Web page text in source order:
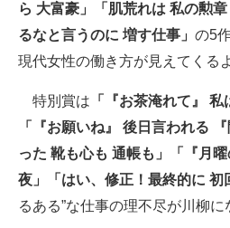
ら 大富豪」「肌荒れは 私の勲
るなと言うのに 増す仕事」 の5
現代女性の働き方が見えてくる
特別賞は 「『お茶淹れて』 私
「『お願いね』 後日言われる
った 靴も心も 通帳も」「『月
夜」「はい、修正！最終的に 初
るある”な仕事の理不尽が川柳に